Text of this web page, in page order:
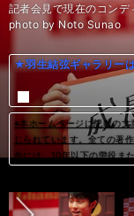
記者会見で現在のコン
photo by Noto Sunao
★羽生結弦ギャラリー
※本ホームページに記載の
じられています。全ての著
合には、10年以下の懲役ま
記者会見で現在のコン
photo by Noto Sunao
★羽生結弦ギャラリー
※本ホームページに記載の
じられています。全ての著
合には、10年以下の懲役ま
記者会見で現在のコン
photo by Noto Sunao
★羽生結弦ギャラリー
※本ホームページに記載の
じられています。全ての著
合には、10年以下の懲役ま
記者会見で現在のコン
photo by Noto Sunao
★羽生結弦ギャラリー
※本ホームページに記載の
じられています。全ての著
合には、10年以下の懲役ま
記者会見で現在のコン
photo by Noto Sunao
★羽生結弦ギャラリー
※本ホームページに記載の
じられています。全ての著
合には、10年以下の懲役ま
記者会見で現在のコン
photo by Noto Sunao
★羽生結弦ギャラリー
※本ホームページに記載の
じられています。全ての著
合には、10年以下の懲役ま
記者会見で現在のコン
photo by Noto Sunao
★羽生結弦ギャラリー
※本ホームページに記載の
じられています。全ての著
合には、10年以下の懲役ま
記者会見で現在のコン
photo by Noto Sunao
★羽生結弦ギャラリー
※本ホームページに記載の
じられています。全ての著
合には、10年以下の懲役ま
記者会見で現在のコン
photo by Noto Sunao
★羽生結弦ギャラリー
※本ホームページに記載の
じられています。全ての著
合には、10年以下の懲役ま
記者会見で現在のコン
photo by Noto Sunao
★羽生結弦ギャラリー
※本ホームページに記載の
じられています。全ての著
合には、10年以下の懲役ま
記者会見で現在のコン
photo by Noto Sunao
★羽生結弦ギャラリー
※本ホームページに記載の
じられています。全ての著
合には、10年以下の懲役ま
記者会見で現在のコン
photo by Noto Sunao
★羽生結弦ギャラリー
※本ホームページに記載の
じられています。全ての著
合には、10年以下の懲役ま
前へ